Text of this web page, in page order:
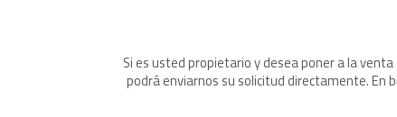
Si es usted propietario y desea poner a la
podrá enviarnos su solicitud directamente. En